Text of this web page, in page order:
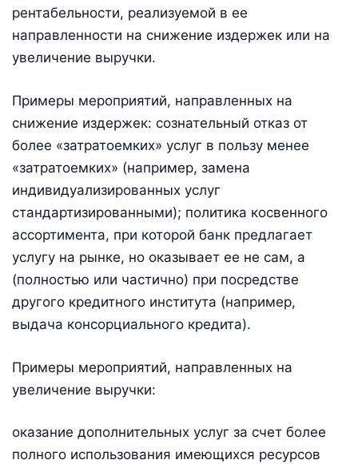
рентабельности, реализуемой в ее
направленности на снижение издержек или на
увеличение выручки.
Примеры мероприятий, направленных на
снижение издержек: сознательный отказ от
более «затратоемких» услуг в пользу менее
«затратоемких» (например, замена
индивидуализированных услуг
стандартизированными); политика косвенного
ассортимента, при которой банк предлагает
услугу на рынке, но оказывает ее не сам, а
(полностью или частично) при посредстве
другого кредитного института (например,
выдача консорциального кредита).
Примеры мероприятий, направленных на
увеличение выручки:
оказание дополнительных услуг за счет более
полного использования имеющихся ресурсов